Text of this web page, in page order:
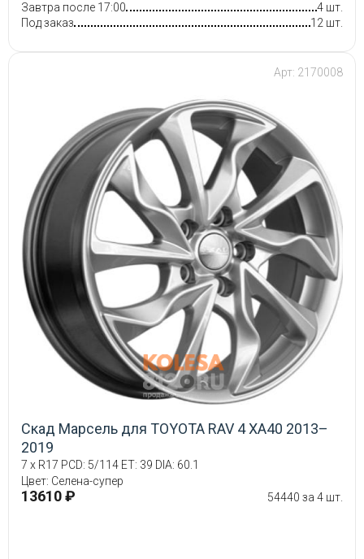
Завтра после 17:00
4 шт.
Под заказ
12 шт.
Арт: 2170008
Скад Марсель для TOYOTA RAV 4 XA40 2013–
2019
7 x R17 PCD: 5/114 ET: 39 DIA: 60.1
Цвет: Селена-супер
13610 ₽ 54440 за 4 шт.